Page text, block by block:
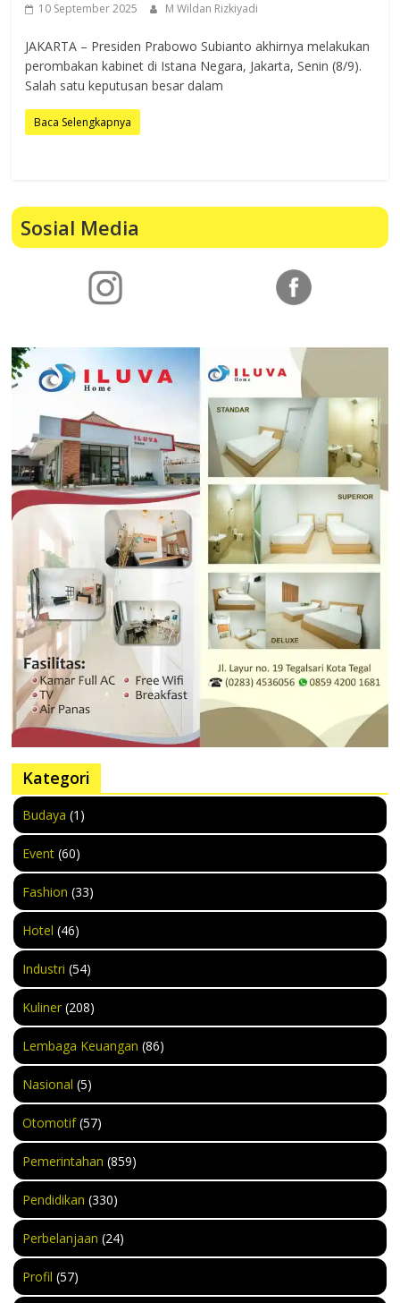
10 September 2025 M Wildan Rizkiyadi
JAKARTA – Presiden Prabowo Subianto akhirnya melakukan
perombakan kabinet di Istana Negara, Jakarta, Senin (8/9).
Salah satu keputusan besar dalam
Baca Selengkapnya
Sosial Media
Kategori
Budaya (1)
Event (60)
Fashion (33)
Hotel (46)
Industri (54)
Kuliner (208)
Lembaga Keuangan (86)
Nasional (5)
Otomotif(57)
Pemerintahan (859)
Pendidikan (330)
Perbelanjaan (24)
Profil (57)